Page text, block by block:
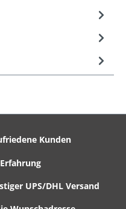
Kunden
UPS/DHL Versand